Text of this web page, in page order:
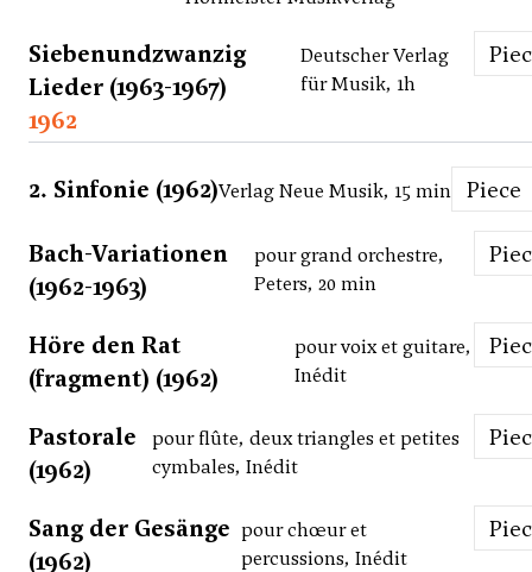
Siebenundzwanzig
Lieder (1963-1967)
Deutscher Verlag
für Musik, 1h
1962
2. Sinfonie (1962)Verlag Neue Musik, 15 min Piece
Bach-Variationen
(1962-1963)
pour grand orchestre,
Peters, 20 min
Höre den Rat
(fragment) (1962)
pour voix et guitare,
Inédit
Pastorale
(1962)
pour flûte, deux triangles et petites
cymbales, Inédit
Sang der Gesänge
(1962)
pour chœur et
percussions, Inédit